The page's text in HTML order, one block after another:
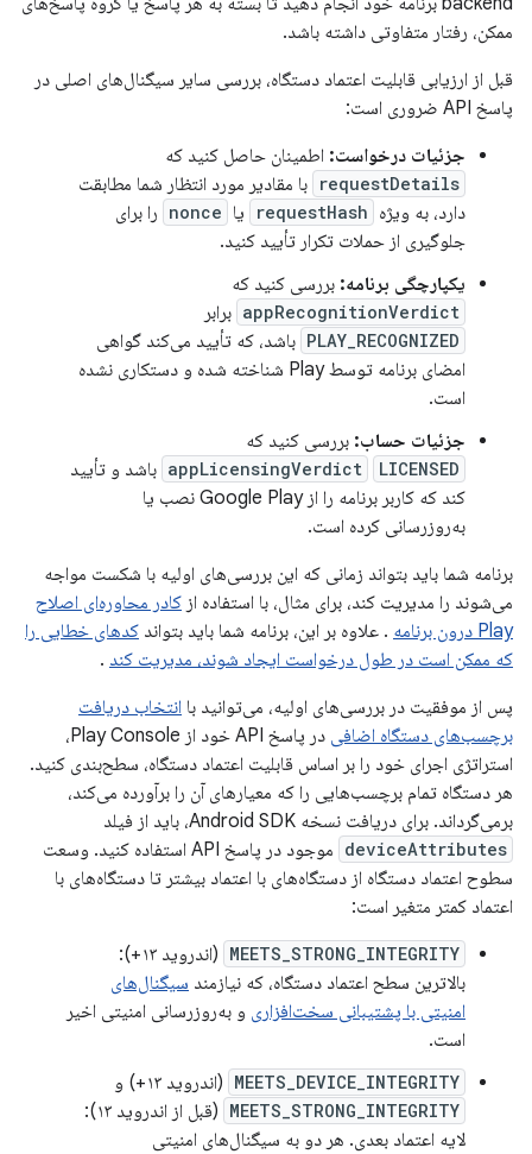
ممکن، رفتار متفاوتی داشته باشد.
قبل از ارزیابی قابلیت اعتماد دستگاه، بررسی سایر سیگنال‌های اصلی در
پاسخ API ضروری است:
جزئیات درخواست: اطمینان حاصل کنید که
requestDetails با مقادیر مورد انتظار شما مطابقت
دارد، به ویژه requestHash یا nonce را برای
جلوگیری از حملات تکرار تأیید کنید.
یکپارچگی برنامه: بررسی کنید که
appRecognitionVerdict برابر
PLAY_RECOGNIZED باشد، که تأیید می‌کند گواهی
امضای برنامه توسط Play شناخته شده و دستکاری نشده
است.
جزئیات حساب: بررسی کنید که
appLicensingVerdict LICENSED
باشد و تأیید
کند که کاربر برنامه را از Google Play نصب یا
به‌روزرسانی کرده است.
برنامه شما باید بتواند زمانی که این بررسی‌های اولیه با شکست مواجه
می‌شوند را مدیریت کند، برای مثال، با استفاده از کادر محاوره‌ای اصلاح
Play درون برنامه
. علاوه بر این، برنامه شما باید بتواند کدهای خطایی را
که ممکن است در طول درخواست ایجاد شوند، مدیریت کند .
پس از موفقیت در بررسی‌های اولیه، می‌توانید با انتخاب دریافت
برچسب‌های دستگاه اضافی
در پاسخ API خود از Play Console،
استراتژی اجرای خود را بر اساس قابلیت اعتماد دستگاه، سطح‌بندی کنید.
هر دستگاه تمام برچسب‌هایی را که معیارهای آن را برآورده می‌کند،
برمی‌گرداند. برای دریافت نسخه Android SDK، باید از فیلد
deviceAttributes
موجود در پاسخ API استفاده کنید. وسعت
سطوح اعتماد دستگاه از دستگاه‌های با اعتماد بیشتر تا دستگاه‌های با
اعتماد کمتر متغیر است:
MEETS_STRONG_INTEGRITY
(اندروید ۱۳+):
بالاترین سطح اعتماد دستگاه، که نیازمند سیگنال‌های
امنیتی با پشتیبانی سخت‌افزاری و به‌روزرسانی امنیتی اخیر
است.
MEETS_DEVICE_INTEGRITY (اندروید ۱۳+) و
MEETS_STRONG_INTEGRITY
(قبل از اندروید ۱۳):
لایه اعتماد بعدی. هر دو به سیگنال‌های امنیتی